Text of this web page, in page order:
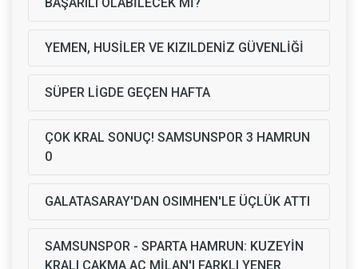
YEMEN, HUSİLER VE KIZILDENİZ GÜVENLİĞİ
SÜPER LİGDE GEÇEN HAFTA
ÇOK KRAL SONUÇ! SAMSUNSPOR 3 HAMRUN
0
GALATASARAY'DAN OSIMHEN'LE ÜÇLÜK ATTI
SAMSUNSPOR - SPARTA HAMRUN: KUZEYİN
KRALI ÇAKMA AC MİLAN'I FARKLI YENER